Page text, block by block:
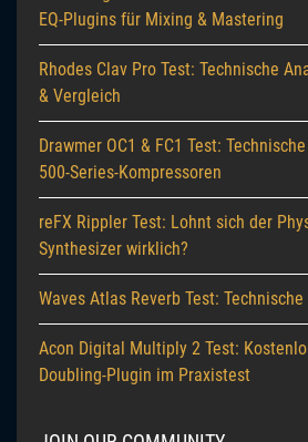
EQ-Plugins für Mixing & Mastering
Rhodes Clav Pro Test: Technische
& Vergleich
Drawmer OC1 & FC1 Test:
500-Series-Kompressoren
reFX Rippler Test: Lohnt sich der
Synthesizer wirklich?
Waves Atlas Reverb Test:
Acon Digital Multiply 2 Test:
Doubling-Plugin im Praxistest